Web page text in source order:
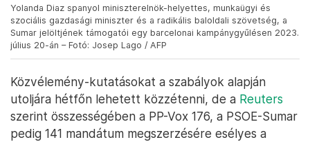
Yolanda Diaz spanyol miniszterelnök-helyettes, munkaügyi és
szociális gazdasági miniszter és a radikális baloldali szövetség, a
Sumar jelöltjének támogatói egy barcelonai kampánygyűlésen 2023.
július 20-án – Fotó: Josep Lago / AFP
Közvélemény-kutatásokat a szabályok alapján
utoljára hétfőn lehetett közzétenni, de a Reuters
szerint összességében a PP-Vox 176, a PSOE-Sumar
pedig 141 mandátum megszerzésére esélyes a